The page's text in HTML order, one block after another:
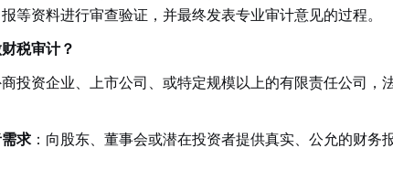
等资料进行审查验证，并最终发表专业审计意见的过程。
税审计？
投资企业、上市公司、或特定规模以上的有限责任公司，
求：向股东、董事会或潜在投资者提供真实、公允的财务